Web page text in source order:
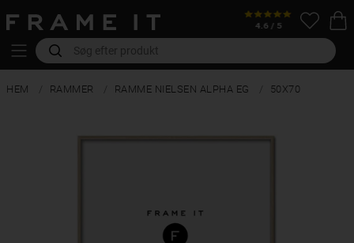
HEM RAMMER RAMME NIELSEN ALPHA EG 50X70